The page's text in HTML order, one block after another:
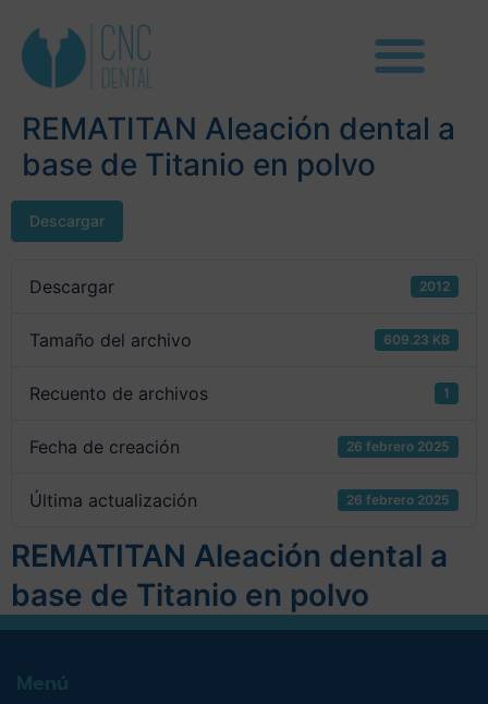
REMATITAN Aleación dental a
base de Titanio en polvo
Descargar
Descargar 2012
Tamaño del archivo 609.23 KB
Recuento de archivos 1
Fecha de creación 26 febrero 2025
Última actualización 26 febrero 2025
REMATITAN Aleación dental a
base de Titanio en polvo
Menú